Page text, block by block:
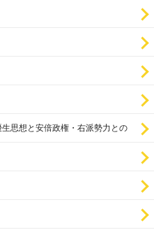
思想と安倍政権・右派勢力との